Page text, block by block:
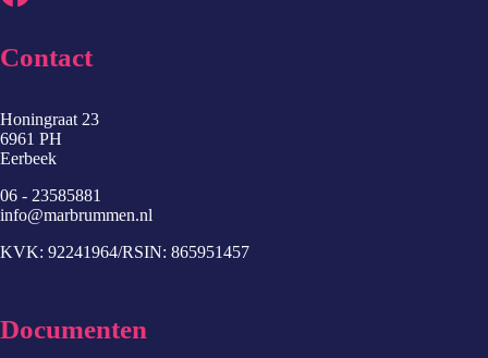
Contact
Honingraat 23
6961 PH
Eerbeek
06 - 23585881
info@marbrummen.nl
KVK: 92241964/RSIN: 865951457
Documenten